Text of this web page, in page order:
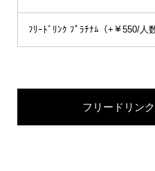
ﾌﾘｰﾄﾞﾘﾝｸ ﾌﾟﾗﾁﾅﾑ（+￥550/人数
フリードリン